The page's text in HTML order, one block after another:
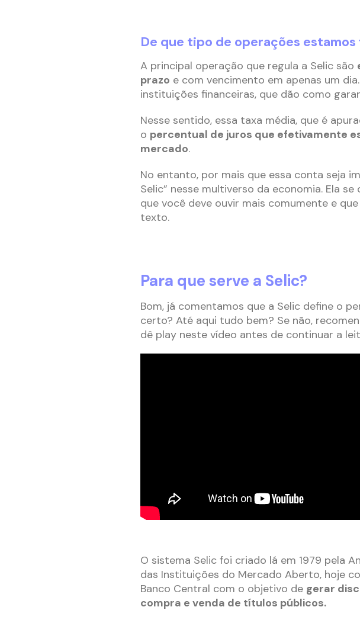
De que tipo de operações estamos
A principal operação que regula a Selic são
prazo e com vencimento em apenas um
instituições financeiras, que dão como
Nesse sentido, essa taxa média, que é
o percentual de juros que efetivamente
mercado.
No entanto, por mais que essa conta seja
Selic” nesse multiverso da economia. Ela se
que você deve ouvir mais comumente e
texto.
Para que serve a Selic?
Bom, já comentamos que a Selic define o
certo? Até aqui tudo bem? Se não,
dê play neste vídeo antes de continuar a
O sistema Selic foi criado lá em 1979 pela
das Instituições do Mercado Aberto, hoje
Banco Central com o objetivo de gerar
compra e venda de títulos públicos.